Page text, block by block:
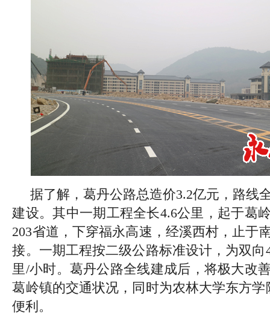
据了解，葛丹公路总造价3.2亿元，路线
建设。其中一期工程全长4.6公里，起于葛
203省道，下穿福永高速，经溪西村，止于
接。一期工程按二级公路标准设计，为双向
里/小时。葛丹公路全线建成后，将极大改
葛岭镇的交通状况，同时为农林大学东方
便利。